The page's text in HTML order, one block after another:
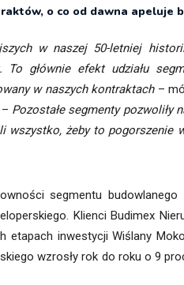
o co od dawna apeluje
w naszej 50-letniej
głównie efekt udziału
w naszych kontraktach–
Pozostałe segmenty pozwoliły
wszystko, żeby to pogorszenie
segmentu
Klienci Budimex
etapach inwestycji Wiślany
wzrosły rok do roku o 9